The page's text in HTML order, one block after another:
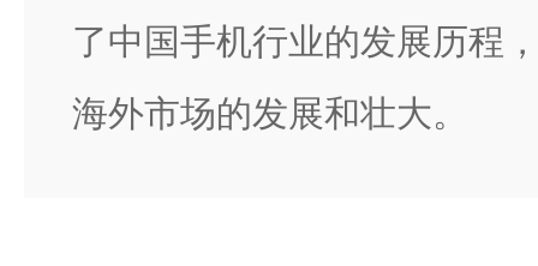
了中国手机行业的发展历程
海外市场的发展和壮大。